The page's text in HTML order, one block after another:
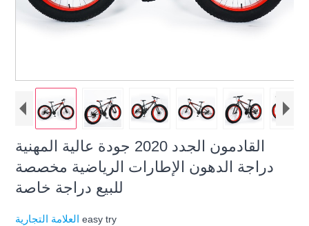
القادمون الجدد 2020 جودة عالية المهنية
دراجة الدهون الإطارات الرياضية مخصصة
للبيع دراجة خاصة
العلامة التجاريةeasy try